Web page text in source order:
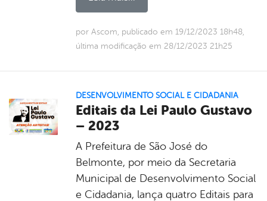
por Ascom, publicado em 19/12/2023 18h48,
última modificação em 28/12/2023 21h25
DESENVOLVIMENTO SOCIAL E CIDADANIA
Editais da Lei Paulo Gustavo
– 2023
A Prefeitura de São José do
Belmonte, por meio da Secretaria
Municipal de Desenvolvimento Social
e Cidadania, lança quatro Editais para